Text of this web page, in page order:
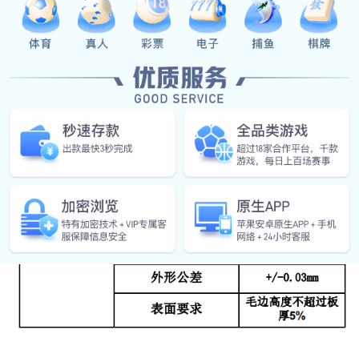
不锈钢板
Share :
星空真人: 星空真人: 星空真人: